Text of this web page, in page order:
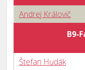
Andrej Královič
B9-
Štefan Hudák